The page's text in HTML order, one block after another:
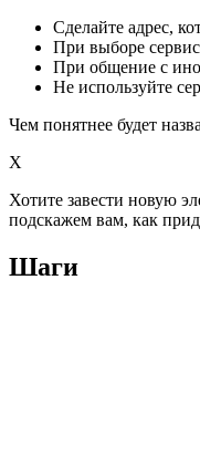
Сделайте адрес,
При выборе
При общение с
Не используйте
Чем понятнее будет
X
Хотите завести новую
подскажем вам, как
Шаги